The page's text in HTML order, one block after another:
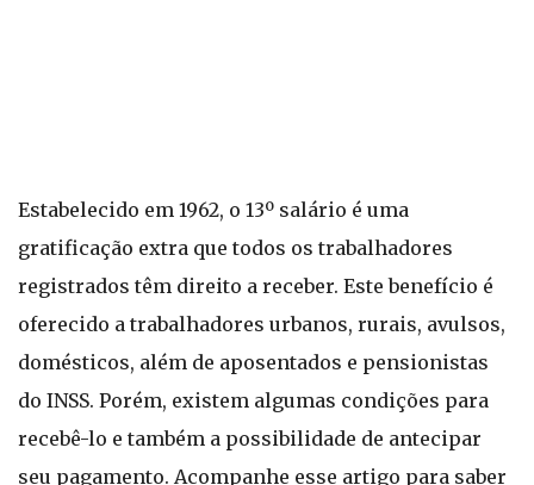
Estabelecido em 1962, o 13º salário é uma
gratificação extra que todos os trabalhadores
registrados têm direito a receber. Este benefício é
oferecido a trabalhadores urbanos, rurais, avulsos,
domésticos, além de aposentados e pensionistas
do INSS. Porém, existem algumas condições para
recebê-lo e também a possibilidade de antecipar
seu pagamento. Acompanhe esse artigo para saber